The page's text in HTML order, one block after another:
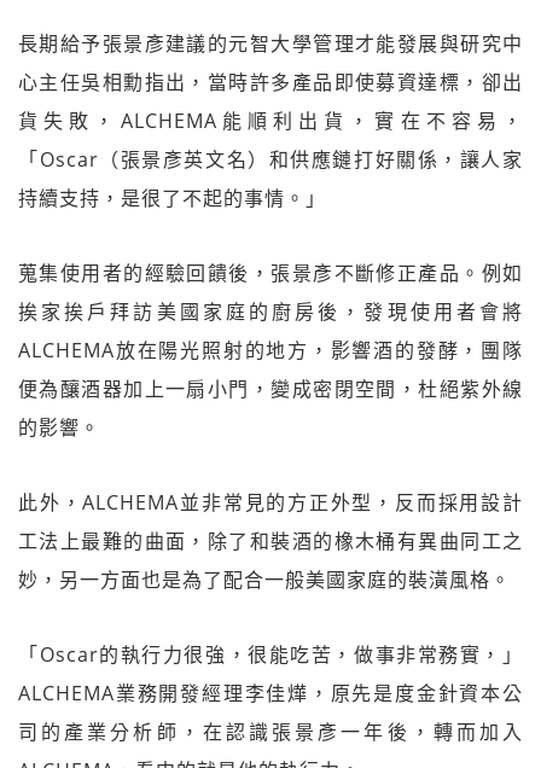
長期給予張景彥建議的元智大學管理才能發展與研究中
心主任吳相勳指出，當時許多產品即使募資達標，卻出
貨失敗，ALCHEMA能順利出貨，實在不容易，
「Oscar（張景彥英文名）和供應鏈打好關係，讓人家
持續支持，是很了不起的事情。」
蒐集使用者的經驗回饋後，張景彥不斷修正產品。例如
挨家挨戶拜訪美國家庭的廚房後，發現使用者會將
ALCHEMA放在陽光照射的地方，影響酒的發酵，團隊
便為釀酒器加上一扇小門，變成密閉空間，杜絕紫外線
的影響。
此外，ALCHEMA並非常見的方正外型，反而採用設計
工法上最難的曲面，除了和裝酒的橡木桶有異曲同工之
妙，另一方面也是為了配合一般美國家庭的裝潢風格。
「Oscar的執行力很強，很能吃苦，做事非常務實，」
ALCHEMA業務開發經理李佳燁，原先是度金針資本公
司的產業分析師，在認識張景彥一年後，轉而加入